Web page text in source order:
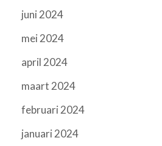
juni 2024
mei 2024
april 2024
maart 2024
februari 2024
januari 2024